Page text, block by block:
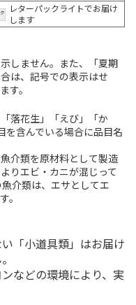
レターパックライトでお届け
します
しません。また、「夏期
は、記号での表示はせ
す。
落花生」「えび」「か
を含んでいる場合に品目名
介類を原材料として製造
りエビ・カニが混じって
介類は、エサとしてエ
。
「小道具類」はお届け
などの環境により、実